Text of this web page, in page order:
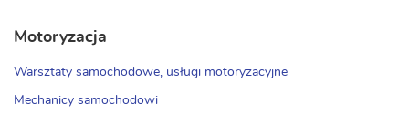
Motoryzacja
Warsztaty samochodowe, usługi motoryzacyjne
Mechanicy samochodowi